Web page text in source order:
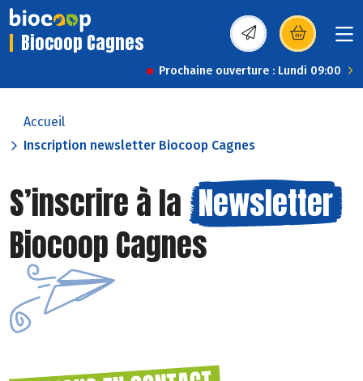
Biocoop Cagnes (s’ouvre dans une
Prochaine ouverture : Lundi 09:00
Accueil
Inscription newsletter Biocoop Cagnes
S’inscrire à la Newsletter
Biocoop Cagnes